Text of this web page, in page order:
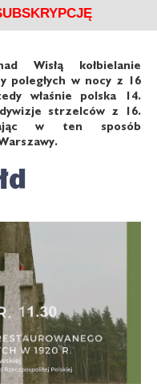
Wisłą kołbielanie
poległych w nocy z 16
właśnie polska 14.
strzelców z 16.
w ten sposób